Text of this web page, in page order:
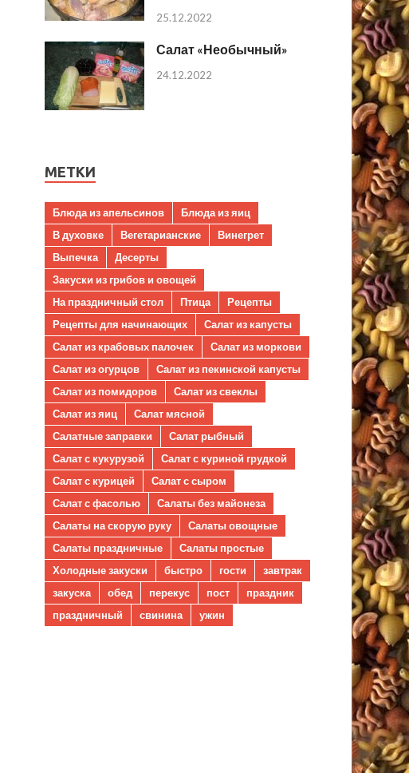
25.12.2022
Салат «Необычный»
24.12.2022
МЕТКИ
Блюда из апельсинов
Блюда из яиц
В духовке
Вегетарианские
Винегрет
Выпечка
Десерты
Закуски из грибов и овощей
На праздничный стол
Птица
Рецепты
Рецепты для начинающих
Салат из капусты
Салат из крабовых палочек
Салат из моркови
Салат из огурцов
Салат из пекинской капусты
Салат из помидоров
Салат из свеклы
Салат из яиц
Салат мясной
Салатные заправки
Салат рыбный
Салат с кукурузой
Салат с куриной грудкой
Салат с курицей
Салат с сыром
Салат с фасолью
Салаты без майонеза
Салаты на скорую руку
Салаты овощные
Салаты праздничные
Салаты простые
Холодные закуски
быстро гости
завтрак
закуска
обед перекус пост
праздник
праздничный
свинина ужин